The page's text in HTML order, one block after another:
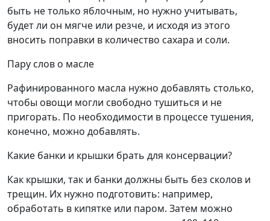
быть не только яблочным, но нужно учитывать,
будет ли он мягче или резче, и исходя из этого
вносить поправки в количество сахара и соли.
Пару слов о масле
Рафинированного масла нужно добавлять столько,
чтобы овощи могли свободно тушиться и не
пригорать. По необходимости в процессе тушения,
конечно, можно добавлять.
Какие банки и крышки брать для консервации?
Как крышки, так и банки должны быть без сколов и
трещин. Их нужно подготовить: например,
обработать в кипятке или паром. Затем можно